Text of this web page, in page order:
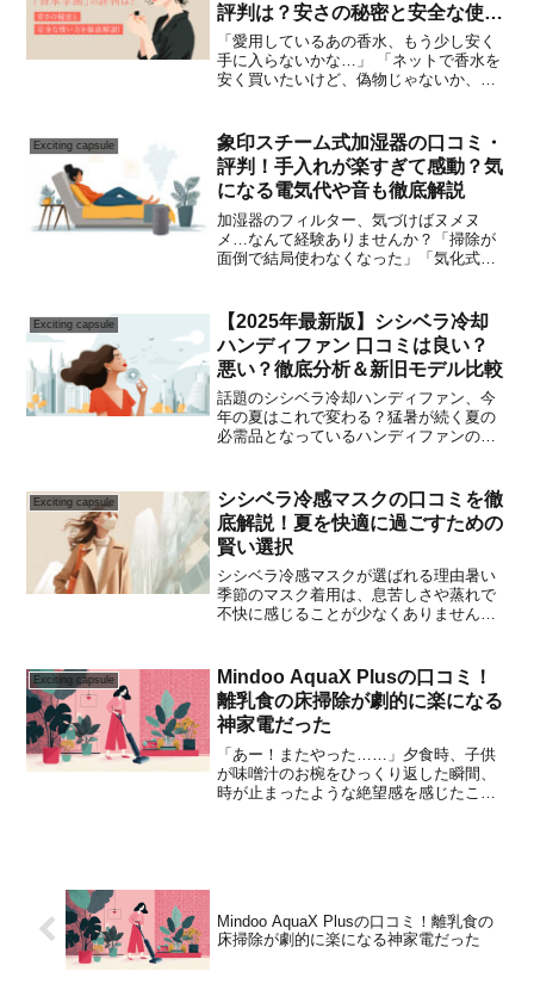
評判は？安さの秘密と安全な使い
方を徹底解説！
「愛用しているあの香水、もう少し安く
手に入らないかな…」 「ネットで香水を
安く買いたいけど、偽物じゃないか、サ
お気に入りのブランド香水を「少しでも
安く、賢く手に入れたい...
Exciting capsule
象印スチーム式加湿器の口コミ・
評判！手入れが楽すぎて感動？気
になる電気代や音も徹底解説
加湿器のフィルター、気づけばヌメヌ
メ…なんて経験ありませんか？「掃除が
面倒で結局使わなくなった」「気化式や
えている方は少なくないはずです。実
は、その面倒な手間と衛生面...
Exciting capsule
【2025年最新版】シシベラ冷却
ハンディファン 口コミは良い？
悪い？徹底分析＆新旧モデル比較
話題のシシベラ冷却ハンディファン、今
年の夏はこれで変わる？猛暑が続く夏の
必需品となっているハンディファンの中
ると瞬時にひんやり感が得られる「瞬間
ひんやり」機能が好評を博...
Exciting capsule
シシベラ冷感マスクの口コミを徹
底解説！夏を快適に過ごすための
賢い選択
シシベラ冷感マスクが選ばれる理由暑い
季節のマスク着用は、息苦しさや蒸れで
不快に感じることが少なくありません。
「CICIBELLA（シシベラ）マスク」をご
存知でしょうか？シ...
Exciting capsule
Mindoo AquaX Plusの口コミ！
離乳食の床掃除が劇的に楽になる
神家電だった
「あー！またやった……」夕食時、子供
が味噌汁のお椀をひっくり返した瞬間、
時が止まったような絶望感を感じたこと
Mindoo AquaX Plusの口コミ！離乳食の
床掃除が劇的に楽になる神家電だった